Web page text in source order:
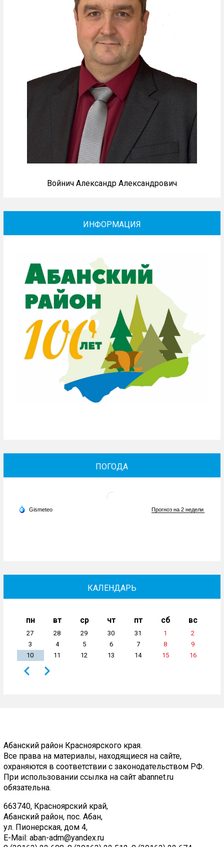
Войнич Александр Александрович
ИНФОРМАЦИЯ
ПОГОДА
КАЛЕНДАРЬ
пн вт ср чт пт сб вс
27 28 29 30 31 1
2
3
4 5 6 7 8
9
10
11 12 13 14 15 16
Назад Вперёд
Абанский район Красноярского края.
Все права на материалы, находящиеся на сайте,
охраняются в соответствии с законодательством РФ.
При использовании ссылка на сайт abannet.ru
обязательна.
663740, Красноярский край,
Абанский район, пос. Абан,
ул. Пионерская, дом 4,
E-Mail: aban-adm@yandex.ru
8 (39163) 22 608 8 (39163) 22 512 8 (39163) 22 674